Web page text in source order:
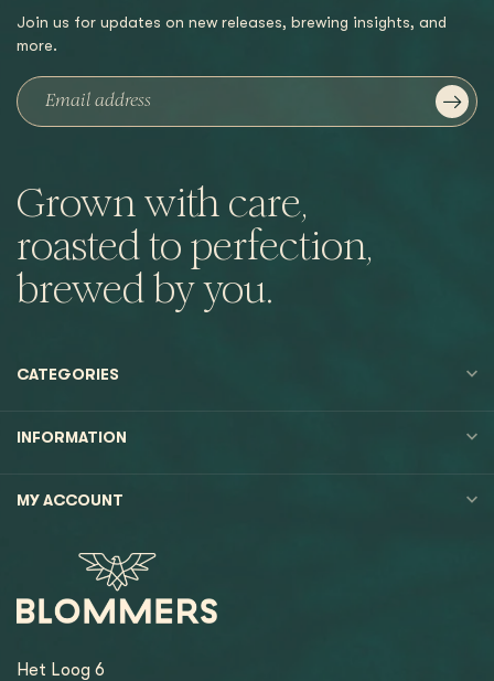
Grown with care,
roasted to perfection,
brewed by you.
Join us for updates on new releases, brewing insights, and
more.
CATEGORIES
INFORMATION
MY ACCOUNT
Het Loog 6